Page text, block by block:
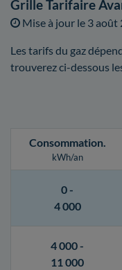
Grille Tarifaire
Mise à jour le 3 août
Les tarifs du gaz
trouverez ci-dessous
Consommation.
kWh/an
0 -
4 000
4 000 -
11 000